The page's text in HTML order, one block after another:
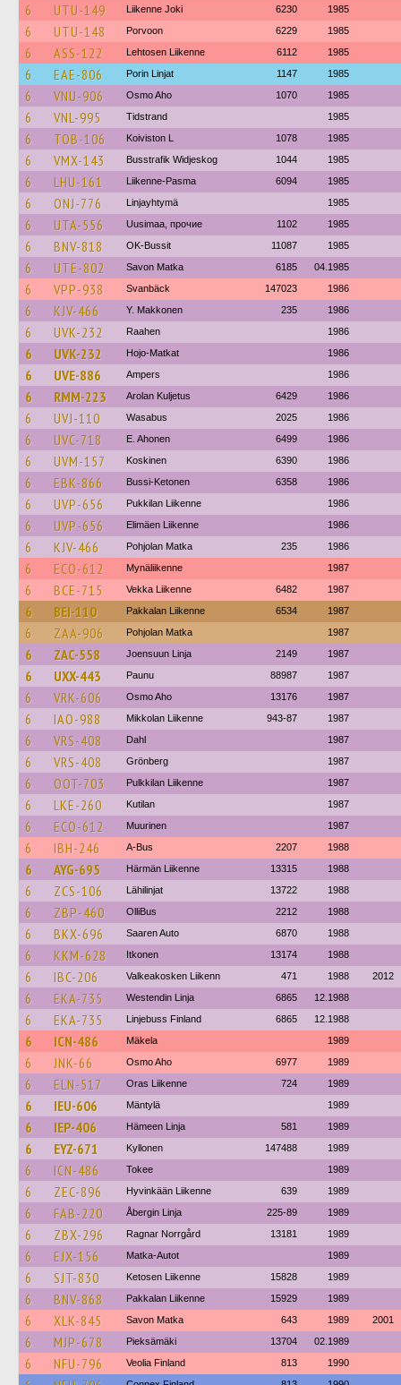
6 UTU-149 Liikenne Joki 6230 1985
6 UTU-148 Porvoon 6229 1985
6 ASS-122 Lehtosen Liikenne 6112 1985
6 EAE-806 Porin Linjat 1147 1985
6 VNU-906 Osmo Aho 1070 1985
6 VNL-995 Tidstrand 1985
6 TOB-106 Koiviston L 1078 1985
6 VMX-143 Busstrafik Widjeskog 1044 1985
6 LHU-161 Liikenne-Pasma 6094 1985
6 ONJ-776 Linjayhtymä 1985
6 UTA-556 Uusimaa, прочие 1102 1985
6 BNV-818 OK-Bussit 11087 1985
6 UTE-802 Savon Matka 6185 04.1985
6 VPP-938 Svanbäck 147023 1986
6 KJV-466 Y. Makkonen 235 1986
6 UVK-232 Raahen 1986
6 UVK-232 Hojo-Matkat 1986
6 UVE-886 Ampers 1986
6 RMM-223 Arolan Kuljetus 6429 1986
6 UVJ-110 Wasabus 2025 1986
6 UVC-718 E. Ahonen 6499 1986
6 UVM-157 Koskinen 6390 1986
6 EBK-866 Bussi-Ketonen 6358 1986
6 UVP-656 Pukkilan Liikenne 1986
6 UVP-656 Elimäen Liikenne 1986
6 KJV-466 Pohjolan Matka 235 1986
6 ECO-612 Mynäliikenne 1987
6 BCE-715 Vekka Liikenne 6482 1987
6 BEI-110 Pakkalan Liikenne 6534 1987
6 ZAA-906 Pohjolan Matka 1987
6 ZAC-558 Joensuun Linja 2149 1987
6 UXX-443 Paunu 88987 1987
6 VRK-606 Osmo Aho 13176 1987
6 IAO-988 Mikkolan Liikenne 943-87 1987
6 VRS-408 Dahl 1987
6 VRS-408 Grönberg 1987
6 OOT-703 Pulkkilan Liikenne 1987
6 LKE-260 Kutilan 1987
6 ECO-612 Muurinen 1987
6 IBH-246 A-Bus 2207 1988
6 AYG-695 Härmän Liikenne 13315 1988
6 ZCS-106 Lähilinjat 13722 1988
6 ZBP-460 OlliBus 2212 1988
6 BKX-696 Saaren Auto 6870 1988
6 KKM-628 Itkonen 13174 1988
6 IBC-206 Valkeakosken Liikenn 471 1988 2012
6 EKA-735 Westendin Linja 6865 12.1988
6 EKA-735 Linjebuss Finland 6865 12.1988
6 ICN-486 Mäkela 1989
6 JNK-66 Osmo Aho 6977 1989
6 ELN-517 Oras Liikenne 724 1989
6 IEU-606 Mäntylä 1989
6 IEP-406 Hämeen Linja 581 1989
6 EYZ-671 Kyllonen 147488 1989
6 ICN-486 Tokee 1989
6 ZEC-896 Hyvinkään Liikenne 639 1989
6 FAB-220 Åbergin Linja 225-89 1989
6 ZBX-296 Ragnar Norrgård 13181 1989
6 EJX-156 Matka-Autot 1989
6 SJT-830 Ketosen Liikenne 15828 1989
6 BNV-868 Pakkalan Liikenne 15929 1989
6 XLK-845 Savon Matka 643 1989 2001
6 MJP-678 Pieksämäki 13704 02.1989
6 NFU-796 Veolia Finland 813 1990